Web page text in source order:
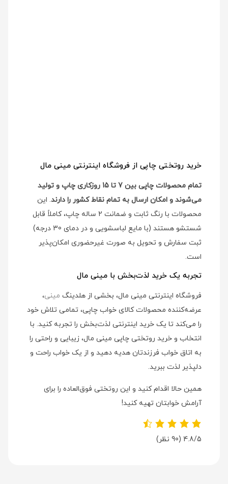
خرید روتختی چاپی از فروشگاه اینترنتی مینی مال
تمام محصولات چاپی بین 7 تا 15 روزکاری چاپ و تولید
می‌شوند و امکان ارسال به تمام نقاط کشور را دارند. این
محصولات با رنگ ثابت و ضمانت 2 ساله چاپ، کاملاً قابل
شستشو هستند (با مایع لباسشویی و در دمای 30 درجه)
ثبت سفارش و تحویل به صورت غیرحضوری امکان‌پذیر
است.
تجربه یک خرید لذت‌بخش با مینی مال
فروشگاه اینترنتی مینی مال، بخشی از هلدینگ مینی،
عرضه‌کننده محصولات کالای خواب چاپی، تمامی تلاش خود
را می‌کند تا یک خرید اینترنتی لذت‌بخش را تجربه کنید. با
انتخاب و خرید روتختی چاپی مینی مال، زیبایی و راحتی را
به اتاق خواب فرزندتان هدیه دهید و از یک خواب راحت و
دلپذیر لذت ببرید.
همین حالا اقدام کنید و این روتختی فوق‌العاده را برای
آرامش خوابتان تهیه کنید!
4.8/5 (90 نظر)